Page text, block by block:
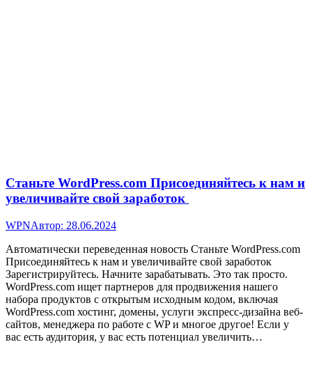
Станьте WordPress.com Присоединяйтесь к нам и
увеличивайте свой заработок
WPNАвтор: 28.06.2024
Автоматически переведенная новость Станьте WordPress.com
Присоединяйтесь к нам и увеличивайте свой заработок
Зарегистрируйтесь. Начните зарабатывать. Это так просто.
WordPress.com ищет партнеров для продвижения нашего
набора продуктов с открытым исходным кодом, включая
WordPress.com хостинг, домены, услуги экспресс-дизайна веб-
сайтов, менеджера по работе с WP и многое другое! Если у
вас есть аудитория, у вас есть потенциал увеличить…